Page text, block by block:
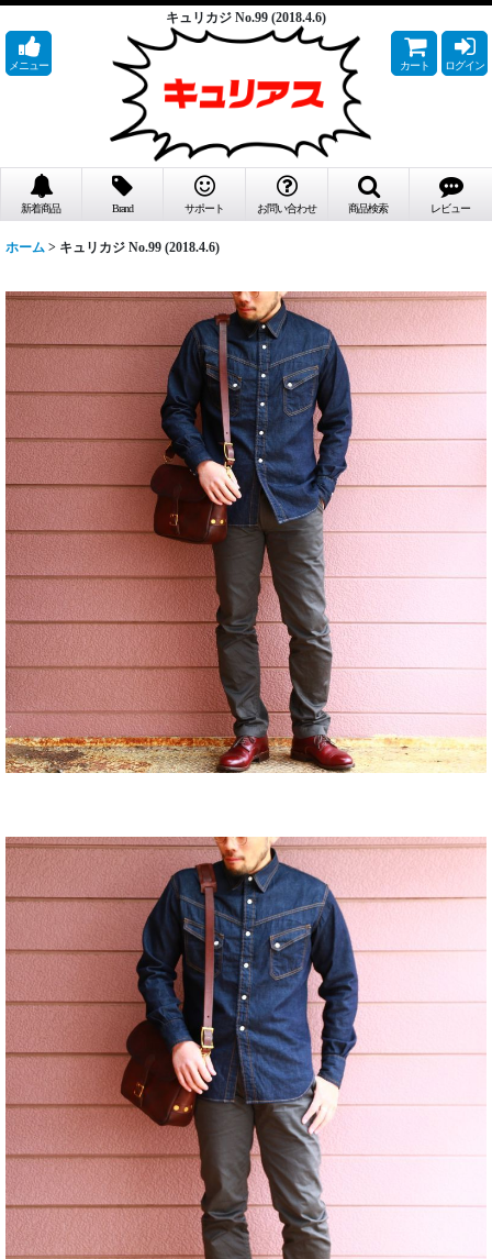
キュリカジ No.99 (2018.4.6)
メニュー カート ログイン
新着商品 Brand サポート お問い合わせ 商品検索 レビュー
ホーム > キュリカジ No.99 (2018.4.6)